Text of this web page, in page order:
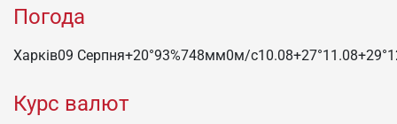
Погода
Харків09 Серпня+20°93%748мм0м/c10.08+27°11.08+29°
Курс валют